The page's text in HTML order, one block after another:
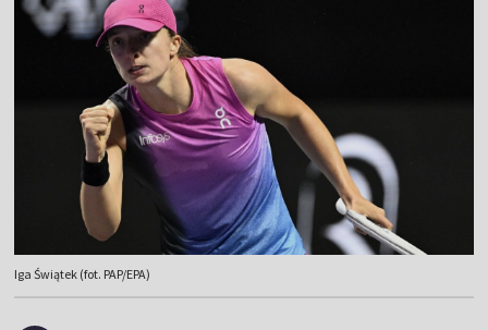
Iga Świątek (fot. PAP/EPA)